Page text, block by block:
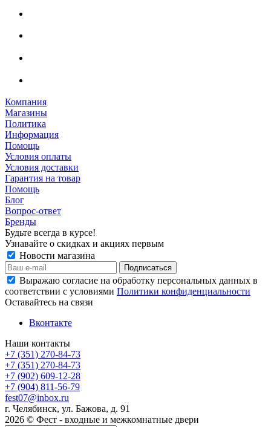
Компания
Магазины
Политика
Информация
Помощь
Условия оплаты
Условия доставки
Гарантия на товар
Помощь
Блог
Вопрос-ответ
Бренды
Будьте всегда в курсе!
Узнавайте о скидках и акциях первым
Новости магазина
Выражаю согласие на обработку персональных данных в
соответствии с условиями Политики конфиденциальности
Оставайтесь на связи
Вконтакте
Наши контакты
+7 (351) 270-84-73
+7 (351) 270-84-73
+7 (902) 609-12-28
+7 (904) 811-56-79
fest07@inbox.ru
г. Челябинск, ул. Бажова, д. 91
2026 © Фест - входные и межкомнатные двери